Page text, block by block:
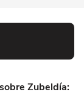
Zubeldía: